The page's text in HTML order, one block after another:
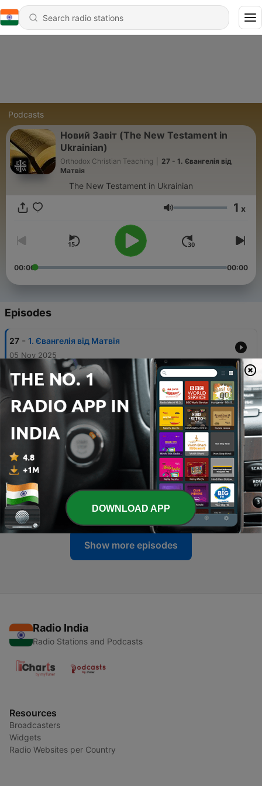
Podcasts
Новий Завіт (The New Testament in
Ukrainian)
Orthodox Christian Teaching
27 - 1. Євангелія від
Матвія
The New Testament in Ukrainian
Volume 1 x
00:00 00:00
Episodes
27 - 1. Євангелія від Матвія
05 Nov 2025
26 - 2. Євангелія від Марка
05 Nov 2025
25 - 3. Євангелія від Луки
05 Nov 2025
24 - 4. Євангелія від Івана
05 Nov 2025
23 - 5. Дії святих апостолів
05 Nov 2025
Show more episodes
Radio India
Radio Stations and Podcasts
Resources
Broadcasters
Widgets
Radio Websites per Country
DOWNLOAD APP